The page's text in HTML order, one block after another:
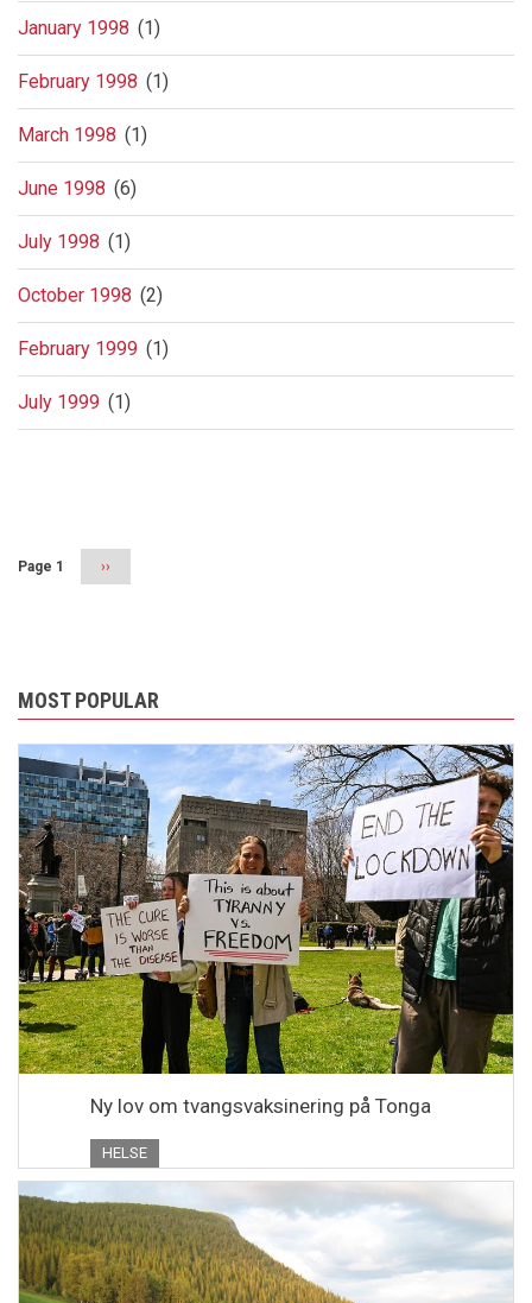
January 1998 (1)
February 1998 (1)
March 1998 (1)
June 1998 (6)
July 1998 (1)
October 1998 (2)
February 1999 (1)
July 1999 (1)
Page 1
Next
››
MOST POPULAR
Ny lov om tvangsvaksinering på Tonga
HELSE